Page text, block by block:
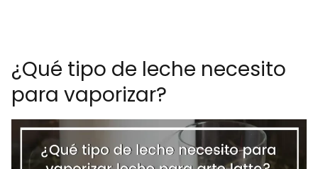
¿Qué tipo de leche necesito
para vaporizar?